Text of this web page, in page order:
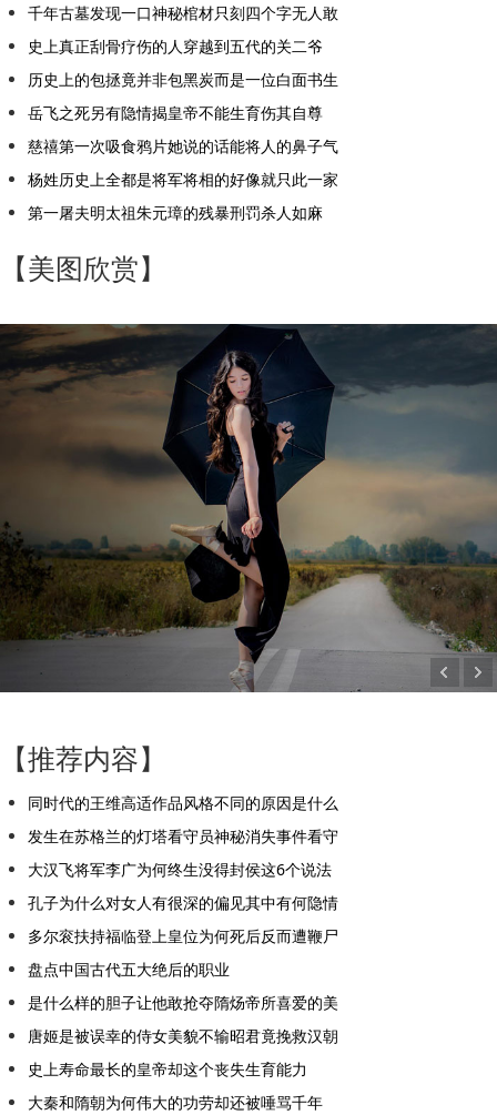
千年古墓发现一口神秘棺材只刻四个字无人敢
史上真正刮骨疗伤的人穿越到五代的关二爷
历史上的包拯竟并非包黑炭而是一位白面书生
岳飞之死另有隐情揭皇帝不能生育伤其自尊
慈禧第一次吸食鸦片她说的话能将人的鼻子气
杨姓历史上全都是将军将相的好像就只此一家
第一屠夫明太祖朱元璋的残暴刑罚杀人如麻
【美图欣赏】
【推荐内容】
同时代的王维高适作品风格不同的原因是什么
发生在苏格兰的灯塔看守员神秘消失事件看守
大汉飞将军李广为何终生没得封侯这6个说法
孔子为什么对女人有很深的偏见其中有何隐情
多尔衮扶持福临登上皇位为何死后反而遭鞭尸
盘点中国古代五大绝后的职业
是什么样的胆子让他敢抢夺隋炀帝所喜爱的美
唐姬是被误幸的侍女美貌不输昭君竟挽救汉朝
史上寿命最长的皇帝却这个丧失生育能力
大秦和隋朝为何伟大的功劳却还被唾骂千年